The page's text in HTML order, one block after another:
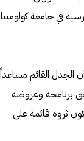
في جامعة كولومبيا
الجدل القائم مساعداً
دولار عن طريق برنامجه وعروضه
ثروة قائمة على